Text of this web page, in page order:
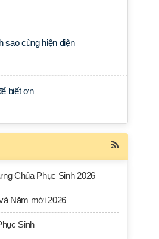
sao cùng hiện diện
biết ơn
Chúa Phục Sinh 2026
Năm mới 2026
Sinh